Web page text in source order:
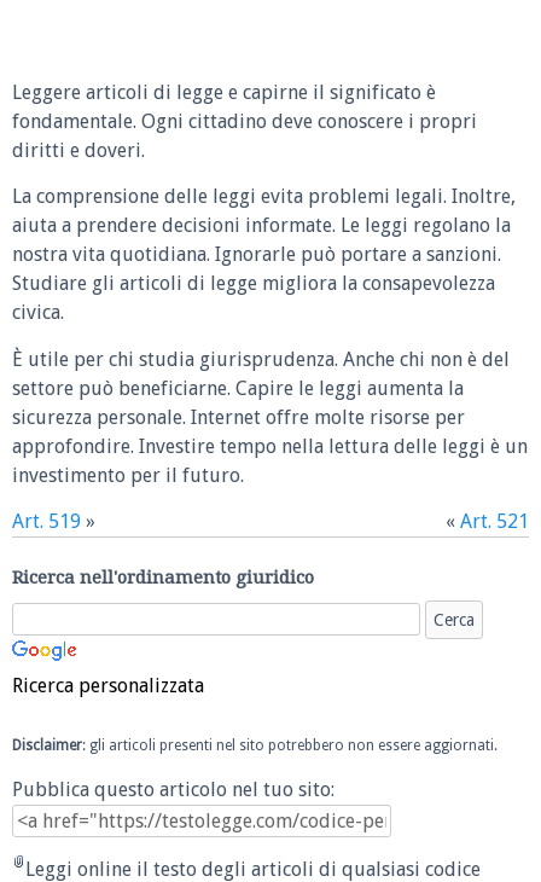
Leggere articoli di legge e capirne il significato è
fondamentale. Ogni cittadino deve conoscere i propri
diritti e doveri.
La comprensione delle leggi evita problemi legali. Inoltre,
aiuta a prendere decisioni informate. Le leggi regolano la
nostra vita quotidiana. Ignorarle può portare a sanzioni.
Studiare gli articoli di legge migliora la consapevolezza
civica.
È utile per chi studia giurisprudenza. Anche chi non è del
settore può beneficiarne. Capire le leggi aumenta la
sicurezza personale. Internet offre molte risorse per
approfondire. Investire tempo nella lettura delle leggi è un
investimento per il futuro.
Art. 519 » « Art. 521
Ricerca nell'ordinamento giuridico
Ricerca personalizzata
Disclaimer: gli articoli presenti nel sito potrebbero non essere aggiornati.
Pubblica questo articolo nel tuo sito:
Leggi online il testo degli articoli di qualsiasi codice